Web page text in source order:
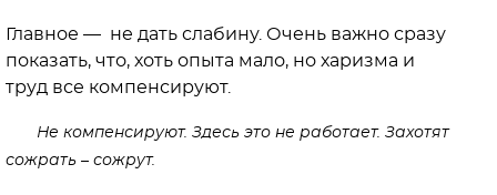
Главное — не дать слабину. Очень важно сразу
показать, что, хоть опыта мало, но харизма и
труд все компенсируют.
Не компенсируют. Здесь это не работает. Захотят
сожрать – сожрут.